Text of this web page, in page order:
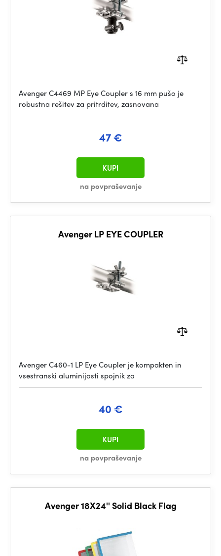
Avenger C4469 MP Eye Coupler s 16 mm pušo je
robustna rešitev za pritrditev, zasnovana
47 €
na povpraševanje
KUPI
Avenger LP EYE COUPLER
Avenger C460-1 LP Eye Coupler je kompakten in
vsestranski aluminijasti spojnik za
40 €
na povpraševanje
KUPI
Avenger 18X24'' Solid Black Flag